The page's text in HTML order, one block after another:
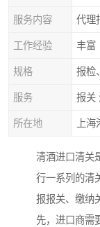
服务内容 代理
工作经验 丰富
规格 报检
服务 报关
所在地 上海
清酒进口清关
行一系列的清
报报关、缴纳
先，进口商需